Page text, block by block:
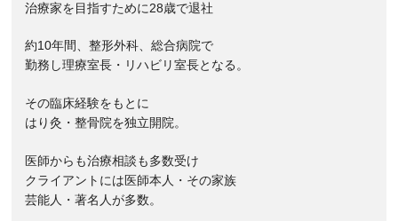
治療家を目指すために28歳で退社
約10年間、整形外科、総合病院で
勤務し理療室長・リハビリ室長となる。
その臨床経験をもとに
はり灸・整骨院を独立開院。
医師からも治療相談も多数受け
クライアントには医師本人・その家族
芸能人・著名人が多数。